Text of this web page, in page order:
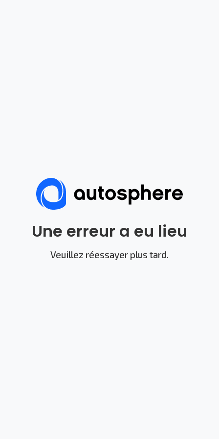
Une erreur a eu lieu
Veuillez réessayer plus tard.